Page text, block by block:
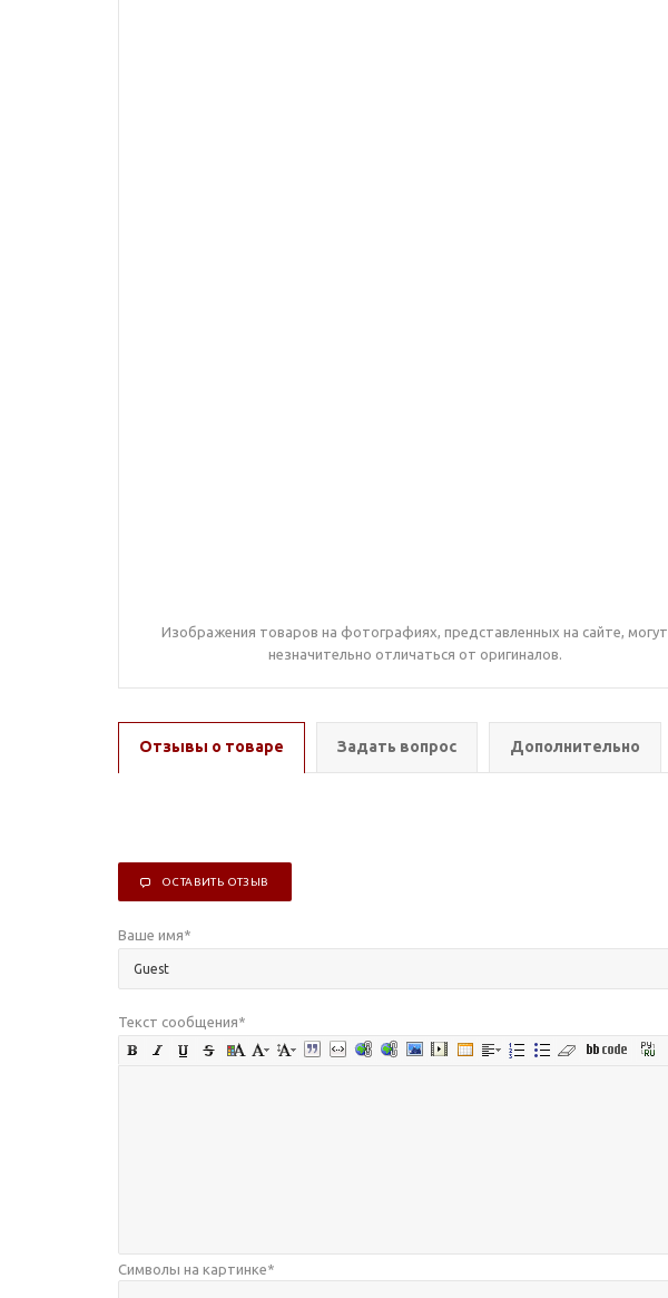
Изображения товаров на фотографиях, представленных на сайте, могут
незначительно отличаться от оригиналов.
Отзывы о товаре Задать вопрос Дополнительно
ОСТАВИТЬ ОТЗЫВ
Ваше имя*
Текст сообщения*
Символы на картинке*